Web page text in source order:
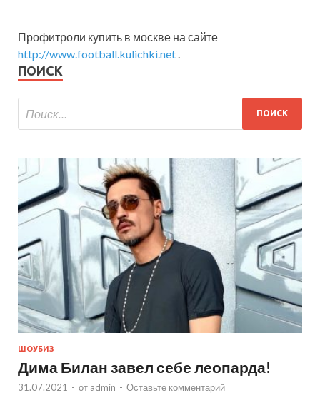
Профитроли купить в москве на сайте
http://www.football.kulichki.net
ПОИСК
ШОУБИЗ
Дима Билан завел себе леопарда!
31.07.2021 - от admin - Оставьте комментарий